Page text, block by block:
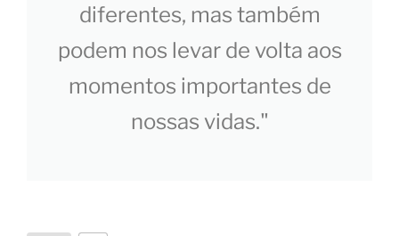
diferentes, mas também
podem nos levar de volta aos
momentos importantes de
nossas vidas."